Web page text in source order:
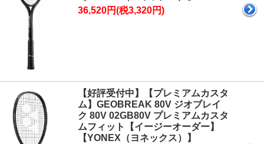
36,520円(税3,320円)
【好評受付中】【プレミアムカスタ
ム】GEOBREAK 80V ジオブレイ
ク 80V 02GB80V プレミアムカスタ
ムフィット【イージーオーダー】
【YONEX（ヨネックス）】